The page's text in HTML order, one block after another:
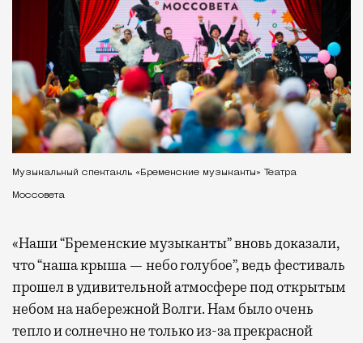
Музыкальный спектакль «Бременские музыканты» Театра
Моссовета
«Наши “Бременские музыканты” вновь доказали,
что “наша крыша — небо голубое”, ведь фестиваль
прошел в удивительной атмосфере под открытым
небом на набережной Волги. Нам было очень
тепло и солнечно не только из-за прекрасной